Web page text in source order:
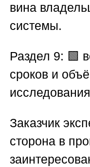
вина
системы.
Раздел 9: 🟩
сроков и
исследования
Заказчик
сторона в